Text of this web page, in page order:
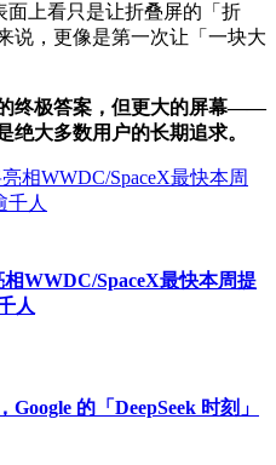
面上看只是让折叠屏的「折
说，更像是第一次让「一块大
终极答案，但更大的屏幕——
绝大多数用户的长期追求。
WWDC/SpaceX最快本周提
人
的「DeepSeek 时刻」